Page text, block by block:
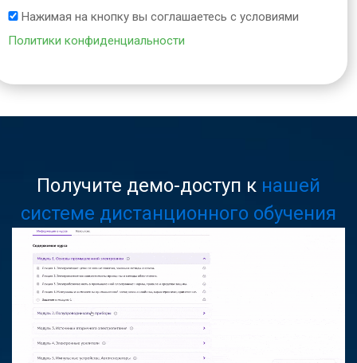
Нажимая на кнопку вы соглашаетесь с условиями
Политики конфиденциальности
Получите демо-доступ к нашей
системе дистанционного обучения